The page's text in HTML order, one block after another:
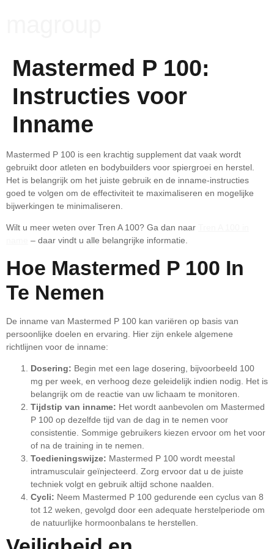
Mastermed P 100:
Instructies voor
Inname
Mastermed P 100 is een krachtig supplement dat vaak wordt
gebruikt door atleten en bodybuilders voor spiergroei en herstel.
Het is belangrijk om het juiste gebruik en de inname-instructies
goed te volgen om de effectiviteit te maximaliseren en mogelijke
bijwerkingen te minimaliseren.
Wilt u meer weten over Tren A 100? Ga dan naar
– daar vindt u alle belangrijke informatie.
Hoe Mastermed P 100 In
Te Nemen
De inname van Mastermed P 100 kan variëren op basis van
persoonlijke doelen en ervaring. Hier zijn enkele algemene
richtlijnen voor de inname:
Dosering: Begin met een lage dosering, bijvoorbeeld 100
mg per week, en verhoog deze geleidelijk indien nodig. Het is
belangrijk om de reactie van uw lichaam te monitoren.
Tijdstip van inname: Het wordt aanbevolen om Mastermed
P 100 op dezelfde tijd van de dag in te nemen voor
consistentie. Sommige gebruikers kiezen ervoor om het voor
of na de training in te nemen.
Toedieningswijze: Mastermed P 100 wordt meestal
intramusculair geïnjecteerd. Zorg ervoor dat u de juiste
techniek volgt en gebruik altijd schone naalden.
Cycli: Neem Mastermed P 100 gedurende een cyclus van 8
tot 12 weken, gevolgd door een adequate herstelperiode om
de natuurlijke hormoonbalans te herstellen.